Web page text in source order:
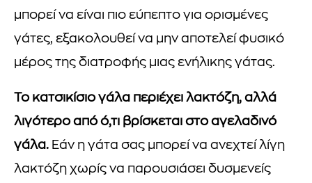
μπορεί να είναι πιο εύπεπτο για ορισμένες
γάτες, εξακολουθεί να μην αποτελεί φυσικό
μέρος της διατροφής μιας ενήλικης γάτας.
Το κατσικίσιο γάλα περιέχει λακτόζη, αλλά
λιγότερο από ό,τι βρίσκεται στο αγελαδινό
γάλα. Εάν η γάτα σας μπορεί να ανεχτεί λίγη
λακτόζη χωρίς να παρουσιάσει δυσμενείς